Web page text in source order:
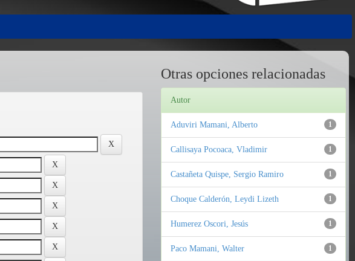
Otras opciones relacionadas
Autor
1
Aduviri Mamani, Alberto
1
Callisaya Pocoaca, Vladimir
1
Castañeta Quispe, Sergio Ramiro
1
Choque Calderón, Leydi Lizeth
1
Humerez Oscori, Jesús
1
Paco Mamani, Walter